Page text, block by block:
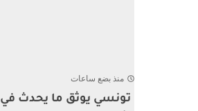
منذ بضع ساعات
تونسي يوثق ما يحدث في